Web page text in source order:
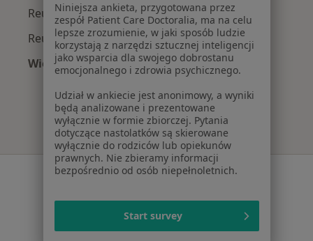
Reumatolodzy z Signal Iduna w Warszawie
Reumatolodzy z Compensa w Warszawie
Więcej (4)
Więcej w kategorii: Najpopularniejsze
Serwis
Regulamin
Polityka prywatności pacjentów
Polityka prywatności profesjonalistów
Niniejsza ankieta, przygotowana przez
zespół Patient Care Doctoralia, ma na celu
lepsze zrozumienie, w jaki sposób ludzie
korzystają z narzędzi sztucznej inteligencji
jako wsparcia dla swojego dobrostanu
emocjonalnego i zdrowia psychicznego.
Udział w ankiecie jest anonimowy, a wyniki
będą analizowane i prezentowane
wyłącznie w formie zbiorczej. Pytania
dotyczące nastolatków są skierowane
wyłącznie do rodziców lub opiekunów
prawnych. Nie zbieramy informacji
bezpośrednio od osób niepełnoletnich.
Start survey